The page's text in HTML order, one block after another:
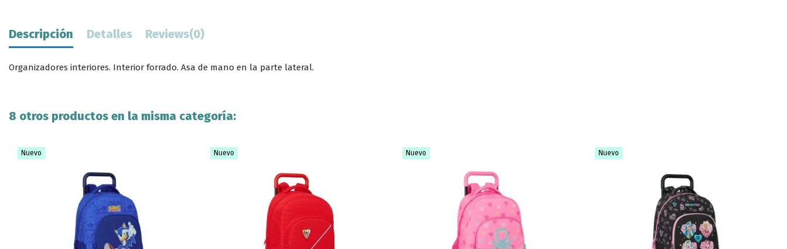
Descripción Detalles Reviews(0)
Organizadores interiores. Interior forrado. Asa de mano en la parte lateral.
8 otros productos en la misma categoría:
Nuevo Nuevo Nuevo Nuevo